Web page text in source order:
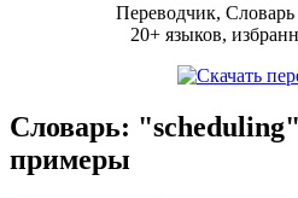
Переводчик, Словарь
20+ языков,
Словарь:
примеры